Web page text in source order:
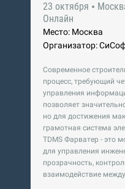
23 октября
Онлайн
Место: Москва
Организатор:
Современное
процесс, требующий
управления
позволяет
но для достижения
грамотная система
TDMS Фарватер - это
для управления
прозрачность,
взаимодействие